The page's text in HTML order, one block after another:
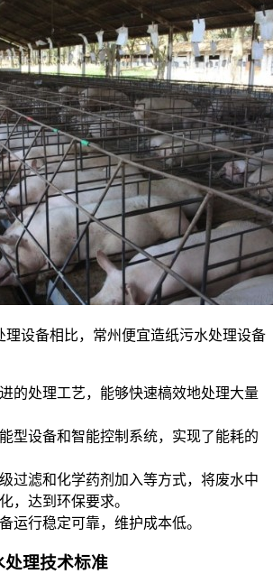
理设备相比，常州便宜造纸污水处理设备
的处理工艺，能够快速槁效地处理大量
型设备和智能控制系统，实现了能耗的
过滤和化学药剂加入等方式，将废水中
，达到环保要求。
运行稳定可靠，维护成本低。
处理技术标准